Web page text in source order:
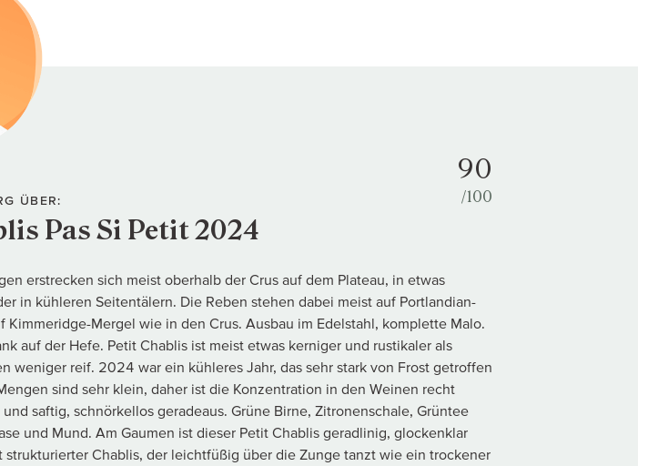
ÜBER:
Pas Si Petit 2024
90
/100
erstrecken sich meist oberhalb der Crus auf dem Plateau, in etwas
in kühleren Seitentälern. Die Reben stehen dabei meist auf Portlandian-
Kimmeridge-Mergel wie in den Crus. Ausbau im Edelstahl, komplette Malo.
auf der Hefe. Petit Chablis ist meist etwas kerniger und rustikaler als
weniger reif. 2024 war ein kühleres Jahr, das sehr stark von Frost getroffen
sind sehr klein, daher ist die Konzentration in den Weinen recht
saftig, schnörkellos geradeaus. Grüne Birne, Zitronenschale, Grüntee
und Mund. Am Gaumen ist dieser Petit Chablis geradlinig, glockenklar
strukturierter Chablis, der leichtfüßig über die Zunge tanzt wie ein trockener